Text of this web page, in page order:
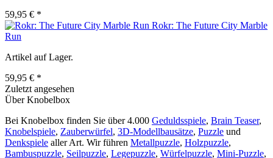
59,95 € *
Rokr: The Future City Marble
Run
Artikel auf Lager.
59,95 € *
Zuletzt angesehen
Über Knobelbox
Bei Knobelbox finden Sie über 4.000 Geduldsspiele, Brain Teaser,
Knobelspiele, Zauberwürfel, 3D-Modellbausätze, Puzzle und
Denkspiele aller Art. Wir führen Metallpuzzle, Holzpuzzle,
Bambuspuzzle, Seilpuzzle, Legepuzzle, Würfelpuzzle, Mini-Puzzle,